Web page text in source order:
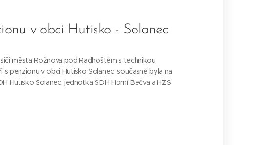
v obci Hutisko - Solanec
města Rožnova pod Radhoštěm s technikou
penzionu v obci Hutisko Solanec, současně byla na
Hutisko Solanec, jednotka SDH Horní Bečva a HZS